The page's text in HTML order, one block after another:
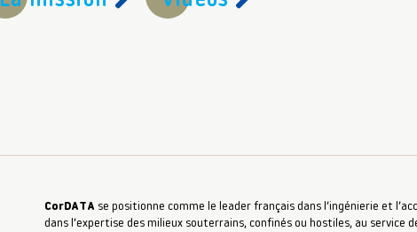
CorDATA se positionne comme le leader français dans l’ingénierie et
dans l’expertise des milieux souterrains, confinés ou hostiles, au service